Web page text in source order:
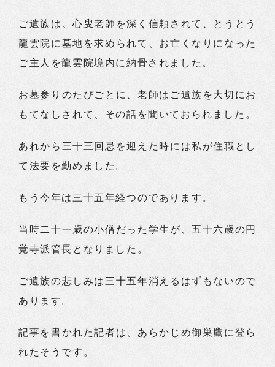
ご遺族は、心叟老師を深く信頼されて、とうとう
龍雲院に墓地を求められて、お亡くなりになった
ご主人を龍雲院境内に納骨されました。
お墓参りのたびごとに、老師はご遺族を大切にお
もてなしされて、その話を聞いておられました。
あれから三十三回忌を迎えた時には私が住職とし
て法要を勤めました。
もう今年は三十五年経つのであります。
当時二十一歳の小僧だった学生が、五十六歳の円
覚寺派管長となりました。
ご遺族の悲しみは三十五年消えるはずもないので
あります。
記事を書かれた記者は、あらかじめ御巣鷹に登ら
れたそうです。